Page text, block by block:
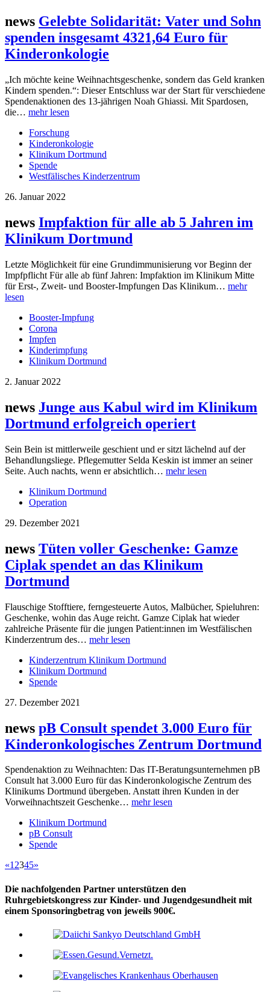
news Gelebte Solidarität: Vater und Sohn
spenden insgesamt 4321,64 Euro für
Kinderonkologie
„Ich möchte keine Weihnachtsgeschenke, sondern das Geld kranken
Kindern spenden.“: Dieser Entschluss war der Start für verschiedene
Spendenaktionen des 13-jährigen Noah Ghiassi. Mit Spardosen,
die… mehr lesen
Forschung
Kinderonkologie
Klinikum Dortmund
Spende
Westfälisches Kinderzentrum
26. Januar 2022
news Impfaktion für alle ab 5 Jahren im
Klinikum Dortmund
Letzte Möglichkeit für eine Grundimmunisierung vor Beginn der
Impfpflicht Für alle ab fünf Jahren: Impfaktion im Klinikum Mitte
für Erst-, Zweit- und Booster-Impfungen Das Klinikum… mehr
lesen
Booster-Impfung
Corona
Impfen
Kinderimpfung
Klinikum Dortmund
2. Januar 2022
news Junge aus Kabul wird im Klinikum
Dortmund erfolgreich operiert
Sein Bein ist mittlerweile geschient und er sitzt lächelnd auf der
Behandlungsliege. Pflegemutter Selda Keskin ist immer an seiner
Seite. Auch nachts, wenn er absichtlich… mehr lesen
Klinikum Dortmund
Operation
29. Dezember 2021
news Tüten voller Geschenke: Gamze
Ciplak spendet an das Klinikum
Dortmund
Flauschige Stofftiere, ferngesteuerte Autos, Malbücher, Spieluhren:
Geschenke, wohin das Auge reicht. Gamze Ciplak hat wieder
zahlreiche Präsente für die jungen Patient:innen im Westfälischen
Kinderzentrum des… mehr lesen
Kinderzentrum Klinikum Dortmund
Klinikum Dortmund
Spende
27. Dezember 2021
news pB Consult spendet 3.000 Euro für
Kinderonkologisches Zentrum Dortmund
Spendenaktion zu Weihnachten: Das IT-Beratungsunternehmen pB
Consult hat 3.000 Euro für das Kinderonkologische Zentrum des
Klinikums Dortmund übergeben. Anstatt ihren Kunden in der
Vorweihnachtszeit Geschenke… mehr lesen
Klinikum Dortmund
pB Consult
Spende
«12345»
Die nachfolgenden Partner unterstützen den
Ruhrgebietskongress zur Kinder- und Jugendgesundheit mit
einem Sponsoringbetrag von jeweils 900€.